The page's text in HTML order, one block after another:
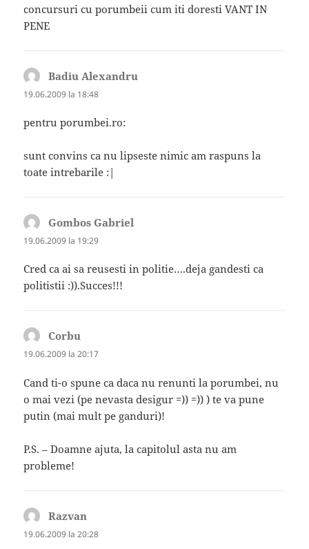
concursuri cu porumbeii cum iti doresti VANT IN
PENE
Badiu Alexandru
19.06.2009 la 18:48
pentru porumbei.ro:
sunt convins ca nu lipseste nimic am raspuns la
toate intrebarile :|
Gombos Gabriel
19.06.2009 la 19:29
Cred ca ai sa reusesti in politie….deja gandesti ca
politistii :)).Succes!!!
Corbu
19.06.2009 la 20:17
Cand ti-o spune ca daca nu renunti la porumbei, nu
o mai vezi (pe nevasta desigur =)) =)) ) te va pune
putin (mai mult pe ganduri)!
P.S. – Doamne ajuta, la capitolul asta nu am
probleme!
Razvan
19.06.2009 la 20:28